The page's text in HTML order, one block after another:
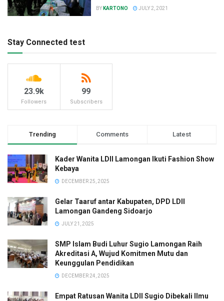
BY KARTONO JULY 2, 2021
Stay Connected test
23.9k
Followers
99
Subscribers
Trending Comments Latest
Kader Wanita LDII Lamongan Ikuti Fashion Show
Kebaya
DECEMBER 25, 2025
Gelar Taaruf antar Kabupaten, DPD LDII
Lamongan Gandeng Sidoarjo
JULY 21, 2025
SMP Islam Budi Luhur Sugio Lamongan Raih
Akreditasi A, Wujud Komitmen Mutu dan
Keunggulan Pendidikan
DECEMBER 24, 2025
Empat Ratusan Wanita LDII Sugio Dibekali Ilmu